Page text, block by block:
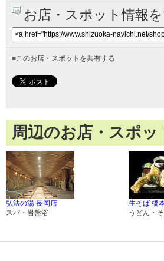
お店・スポット情報
■このお店・スポットを共有する
周辺のお店・スポッ
弘法の湯 長岡店
スパ・岩盤浴
生そば 橋
うどん・